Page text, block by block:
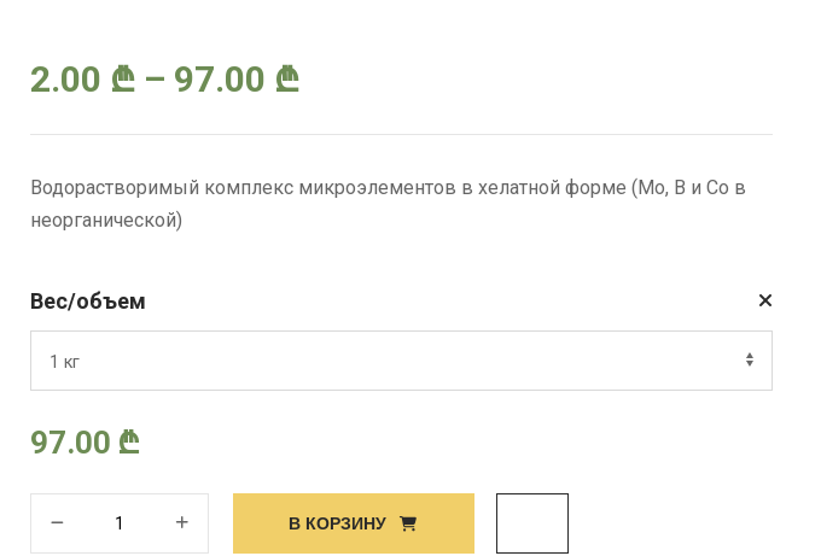
2.00 ₾ – 97.00 ₾Диапазон
цен:
2.00 ₾
97.00 ₾
Водорастворимый комплекс микроэлементов в хелатной форме (Мо, В и Со в
неорганической)
Вес/объем
97.00 ₾
В КОРЗИНУ